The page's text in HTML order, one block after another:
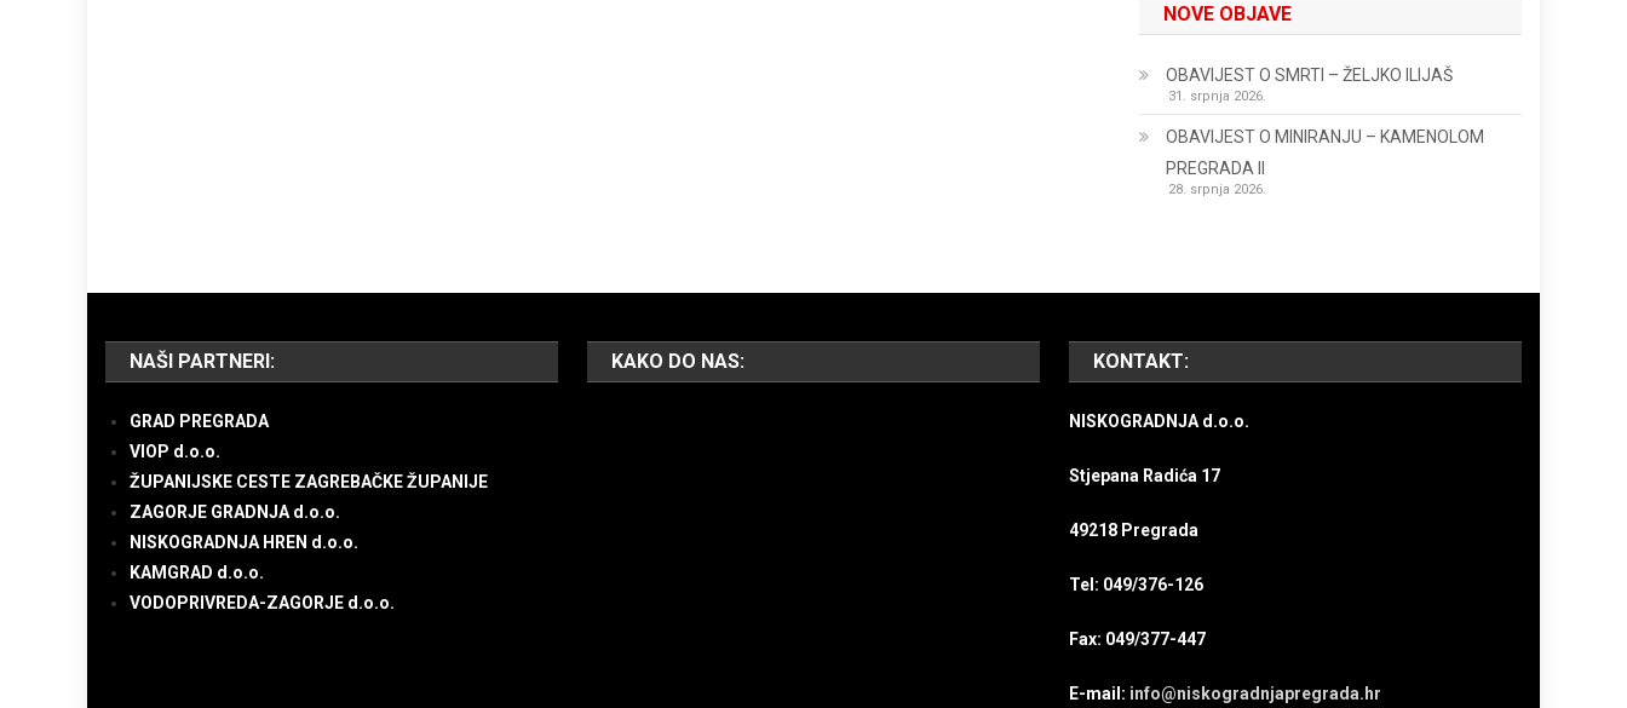
NOVE OBJAVE
OBAVIJEST O SMRTI – ŽELJKO ILIJAŠ
31. srpnja 2026.
OBAVIJEST O MINIRANJU – KAMENOLOM
PREGRADA II
28. srpnja 2026.
NAŠI PARTNERI:
GRAD PREGRADA
VIOP d.o.o.
ŽUPANIJSKE CESTE ZAGREBAČKE ŽUPANIJE
ZAGORJE GRADNJA d.o.o.
NISKOGRADNJA HREN d.o.o.
KAMGRAD d.o.o.
VODOPRIVREDA-ZAGORJE d.o.o.
KAKO DO NAS: KONTAKT:
NISKOGRADNJA d.o.o.
Stjepana Radića 17
49218 Pregrada
Tel: 049/376-126
Fax: 049/377-447
E-mail: info@niskogradnjapregrada.hr